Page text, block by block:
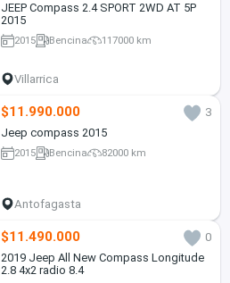
JEEP Compass 2.4 SPORT 2WD AT 5P
2015
2015 Bencina 117000 km
Villarrica
$11.990.000
3
Jeep compass 2015
2015 Bencina 82000 km
Antofagasta
$11.490.000
0
2019 Jeep All New Compass Longitude
2.8 4x2 radio 8.4